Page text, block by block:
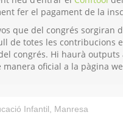
fer el pagament de la
que del congrés sorgiran
de totes les contribucions
congrés. Hi haurà
oficial a la pàgina
Infantil, Manresa